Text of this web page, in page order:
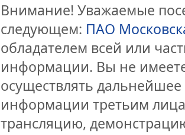
Внимание! Уважаемые
следующем: ПАО
обладателем всей или
информации. Вы не
осуществлять
информации третьим
трансляцию,